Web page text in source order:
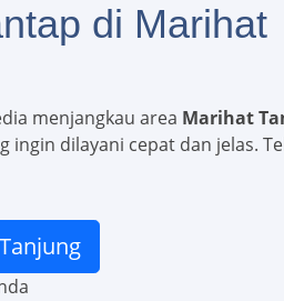
di Marihat
menjangkau area Marihat
dilayani cepat dan jelas.